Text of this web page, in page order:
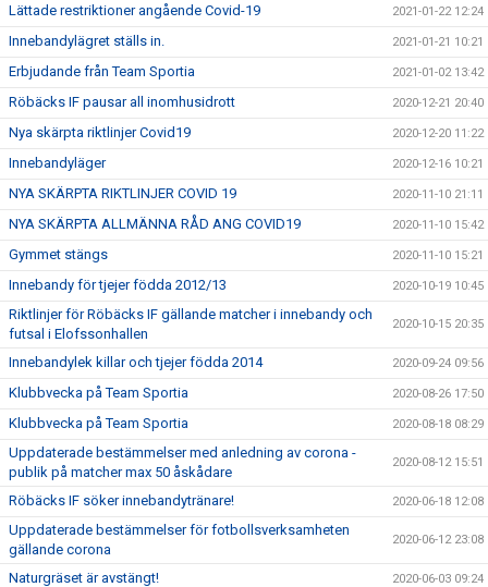
Lättade restriktioner angående Covid-19 2021-01-22 12:24
Innebandylägret ställs in. 2021-01-21 10:21
Erbjudande från Team Sportia 2021-01-02 13:42
Röbäcks IF pausar all inomhusidrott 2020-12-21 20:40
Nya skärpta riktlinjer Covid19 2020-12-20 11:22
Innebandyläger 2020-12-16 10:21
NYA SKÄRPTA RIKTLINJER COVID 19 2020-11-10 21:11
NYA SKÄRPTA ALLMÄNNA RÅD ANG COVID19 2020-11-10 15:42
Gymmet stängs 2020-11-10 15:21
Innebandy för tjejer födda 2012/13 2020-10-19 10:45
Riktlinjer för Röbäcks IF gällande matcher i innebandy och
futsal i Elofssonhallen
2020-10-15 20:35
Innebandylek killar och tjejer födda 2014 2020-09-24 09:56
Klubbvecka på Team Sportia 2020-08-26 17:50
Klubbvecka på Team Sportia 2020-08-18 08:29
Uppdaterade bestämmelser med anledning av corona -
publik på matcher max 50 åskådare
2020-08-12 15:51
Röbäcks IF söker innebandytränare! 2020-06-18 12:08
Uppdaterade bestämmelser för fotbollsverksamheten
gällande corona
2020-06-12 23:08
Naturgräset är avstängt! 2020-06-03 09:24